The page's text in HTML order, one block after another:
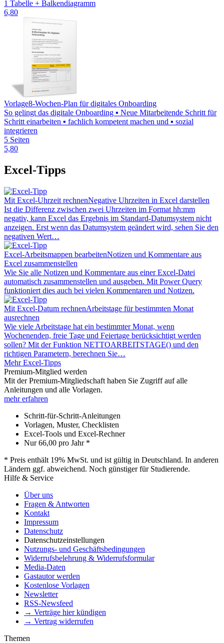
1 Tabelle + Balkendiagramm
6,80
Vorlage8-Wochen-Plan für digitales Onboarding
So gelingt das digitale Onboarding ▪ Neue Mitarbeitende Schritt für
Schritt einarbeiten ▪ fachlich kompetent machen und ▪ sozial
integrieren
5 Seiten
5,80
Excel-Tipps
Mit Excel-Uhrzeit rechnenNegative Uhrzeiten in Excel darstellen
Ist die Differenz zwischen zwei Uhrzeiten im Format hh:mm
negativ, kann Excel das Ergebnis im Standard-Datumsystem nicht
anzeigen. Erst wenn das Datumsystem geändert wird, sehen Sie den
negativen Wert…
Excel-Arbeitsmappen bearbeitenNotizen und Kommentare aus
Excel zusammenstellen
Wie Sie alle Notizen und Kommentare aus einer Excel-Datei
automatisch zusammenstellen und ausgeben. Mit Power Query
funktioniert dies auch bei vielen Kommentaren und Notizen.
Mit Excel-Datum rechnenArbeitstage für bestimmten Monat
ausrechnen
Wie viele Arbeitstage hat ein bestimmter Monat, wenn
Wochenenden, freie Tage und Feiertage berücksichtigt werden
sollen? Mit der Funktion NETTOARBEITSTAGE() und den
richtigen Parametern, berechnen Sie…
Mehr Excel-Tipps
Premium-Mitglied werden
Mit der Premium-Mitgliedschaft haben Sie Zugriff auf alle
Anleitungen und alle Vorlagen.
mehr erfahren
Schritt-für-Schritt-Anleitungen
Vorlagen, Muster, Checklisten
Excel-Tools und Excel-Rechner
Nur66,00 pro Jahr *
* Preis enthält 19% MwSt. und ist gültig in Deutschland. In anderen
Ländern ggf. abweichend. Noch günstiger für Studierende.
Hilfe & Service
Über uns
Fragen & Antworten
Kontakt
Impressum
Datenschutz
Datenschutzeinstellungen
Nutzungs- und Geschäftsbedingungen
Widerrufsbelehrung & Widerrufsformular
Media-Daten
Gastautor werden
Kostenlose Vorlagen
Newsletter
RSS-Newsfeed
→ Verträge hier kündigen
→ Vertrag widerrufen
Themen